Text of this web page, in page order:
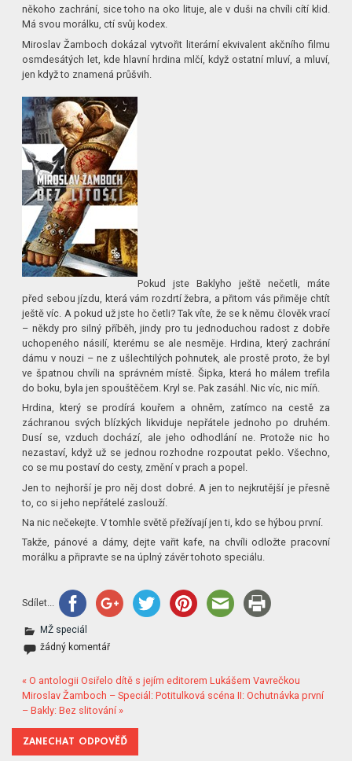
někoho zachrání, sice toho na oko lituje, ale v duši na chvíli cítí klid.
Má svou morálku, ctí svůj kodex.
Miroslav Žamboch dokázal vytvořit literární ekvivalent akčního filmu
osmdesátých let, kde hlavní hrdina mlčí, když ostatní mluví, a mluví,
jen když to znamená průšvih.
Pokud jste Baklyho ještě nečetli, máte
před sebou jízdu, která vám rozdrtí žebra, a přitom vás přiměje chtít
ještě víc. A pokud už jste ho četli? Tak víte, že se k němu člověk vrací
– někdy pro silný příběh, jindy pro tu jednoduchou radost z dobře
uchopeného násilí, kterému se ale nesměje. Hrdina, který zachrání
dámu v nouzi – ne z ušlechtilých pohnutek, ale prostě proto, že byl
ve špatnou chvíli na správném místě. Šipka, která ho málem trefila
do boku, byla jen spouštěčem. Kryl se. Pak zasáhl. Nic víc, nic míň.
Hrdina, který se prodírá kouřem a ohněm, zatímco na cestě za
záchranou svých blízkých likviduje nepřátele jednoho po druhém.
Dusí se, vzduch dochází, ale jeho odhodlání ne. Protože nic ho
nezastaví, když už se jednou rozhodne rozpoutat peklo. Všechno,
co se mu postaví do cesty, změní v prach a popel.
Jen to nejhorší je pro něj dost dobré. A jen to nejkrutější je přesně
to, co si jeho nepřátelé zaslouží.
Na nic nečekejte. V tomhle světě přežívají jen ti, kdo se hýbou první.
Takže, pánové a dámy, dejte vařit kafe, na chvíli odložte pracovní
morálku a připravte se na úplný závěr tohoto speciálu.
Sdílet...
MŽ speciál
žádný komentář
« O antologii Osiřelo dítě s jejím editorem Lukášem Vavrečkou
Miroslav Žamboch – Speciál: Potitulková scéna II: Ochutnávka první
– Bakly: Bez slitování »
ZANECHAT ODPOVĚĎ